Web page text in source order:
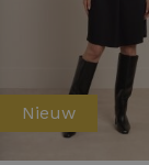
Nieuw